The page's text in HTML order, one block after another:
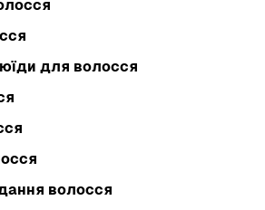
для волосся
волосся